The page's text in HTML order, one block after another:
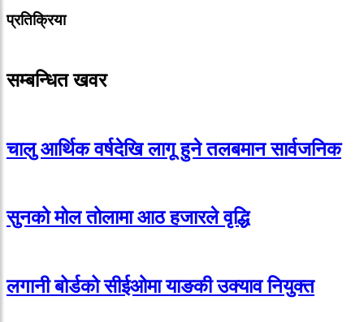
प्रतिक्रिया
सम्बन्धित खवर
चालु आर्थिक वर्षदेखि लागू हुने तलबमान सार्वजनिक
सुनको मोल तोलामा आठ हजारले वृद्धि
लगानी बोर्डको सीईओमा याङकी उक्याव नियुक्त